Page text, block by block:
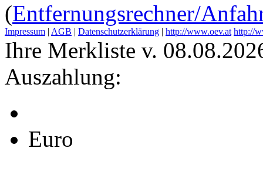
(Entfernungsrechner/
Impressum | AGB | Datenschutzerklärung | http://www.oev.at http://
Ihre Merkliste v.
Auszahlung:
Euro